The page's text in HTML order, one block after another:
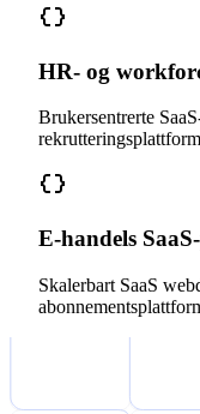
HR- og
Brukersentrerte
E-handels
Skalerbart SaaS